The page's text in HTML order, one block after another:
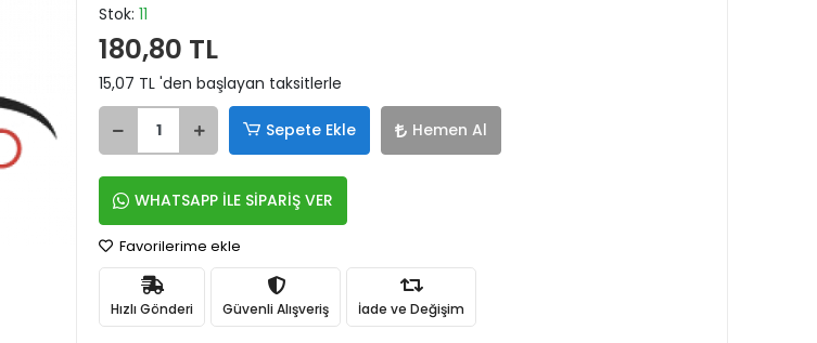
Stok: 11
180,80 TL
15,07 TL 'den başlayan taksitlerle
Sepete Ekle Hemen Al
WHATSAPP İLE SİPARİŞ VER
Favorilerime ekle
Hızlı Gönderi Güvenli Alışveriş İade ve Değişim